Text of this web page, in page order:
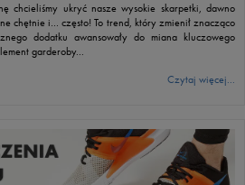
chcieliśmy ukryć nasze wysokie skarpetki, dawno
chętnie i… często! To trend, który zmienił znacząco
dodatku awansowały do miana kluczowego
garderoby...
Czytaj więcej...